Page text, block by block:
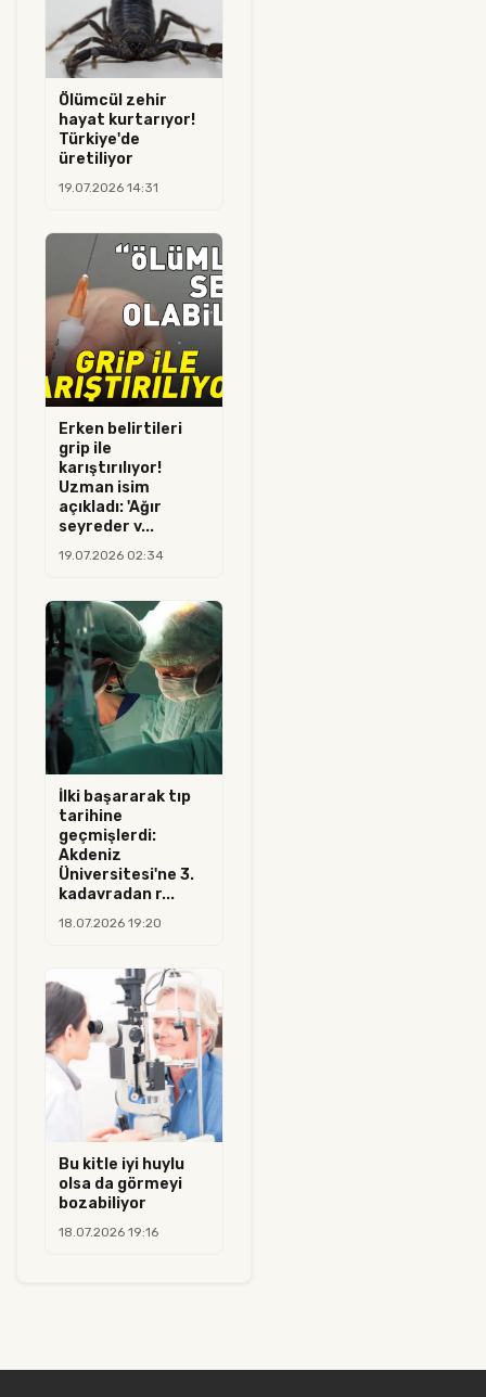
Ölümcül zehir
hayat kurtarıyor!
Türkiye'de
üretiliyor
19.07.2026 14:31
Erken belirtileri
grip ile
karıştırılıyor!
Uzman isim
açıkladı: 'Ağır
seyreder v...
19.07.2026 02:34
İlki başararak tıp
tarihine
geçmişlerdi:
Akdeniz
Üniversitesi'ne 3.
kadavradan r...
18.07.2026 19:20
Bu kitle iyi huylu
olsa da görmeyi
bozabiliyor
18.07.2026 19:16